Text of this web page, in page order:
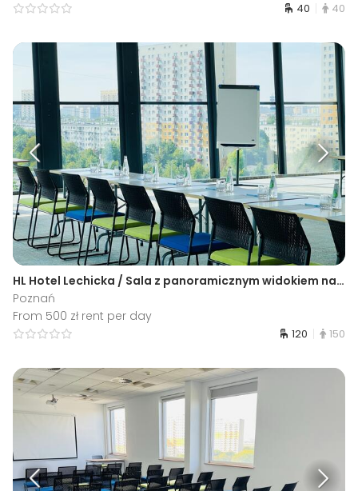
40 40
HL Hotel Lechicka / Sala z panoramicznym widokiem na Poznań A
Poznań
From 500 zł rent per day
120 150